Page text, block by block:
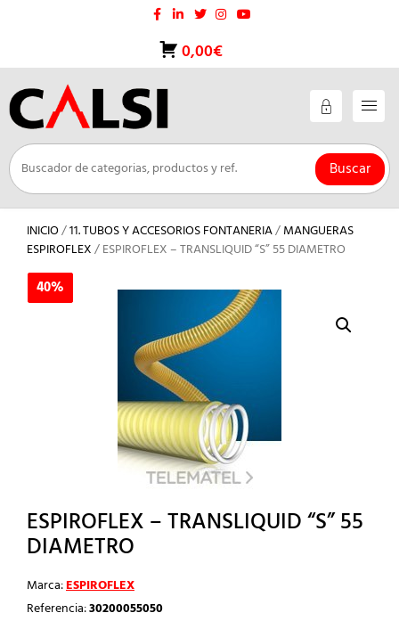
0,00€
Buscar
INICIO/11. TUBOS Y ACCESORIOS FONTANERIA/MANGUERAS
ESPIROFLEX/ ESPIROFLEX – TRANSLIQUID “S” 55 DIAMETRO
40%
ESPIROFLEX – TRANSLIQUID “S” 55
DIAMETRO
Marca:ESPIROFLEX
Referencia:30200055050
40%